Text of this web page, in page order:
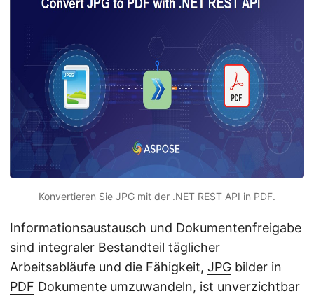
Konvertieren Sie JPG mit der .NET REST API in PDF.
Informationsaustausch und Dokumentenfreigabe
sind integraler Bestandteil täglicher
Arbeitsabläufe und die Fähigkeit, JPG bilder in
PDF Dokumente umzuwandeln, ist unverzichtbar